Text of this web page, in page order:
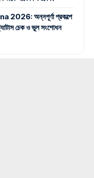
অন্নপূর্ণা প্রকল্পে
চেক ও ভুল সংশোধন